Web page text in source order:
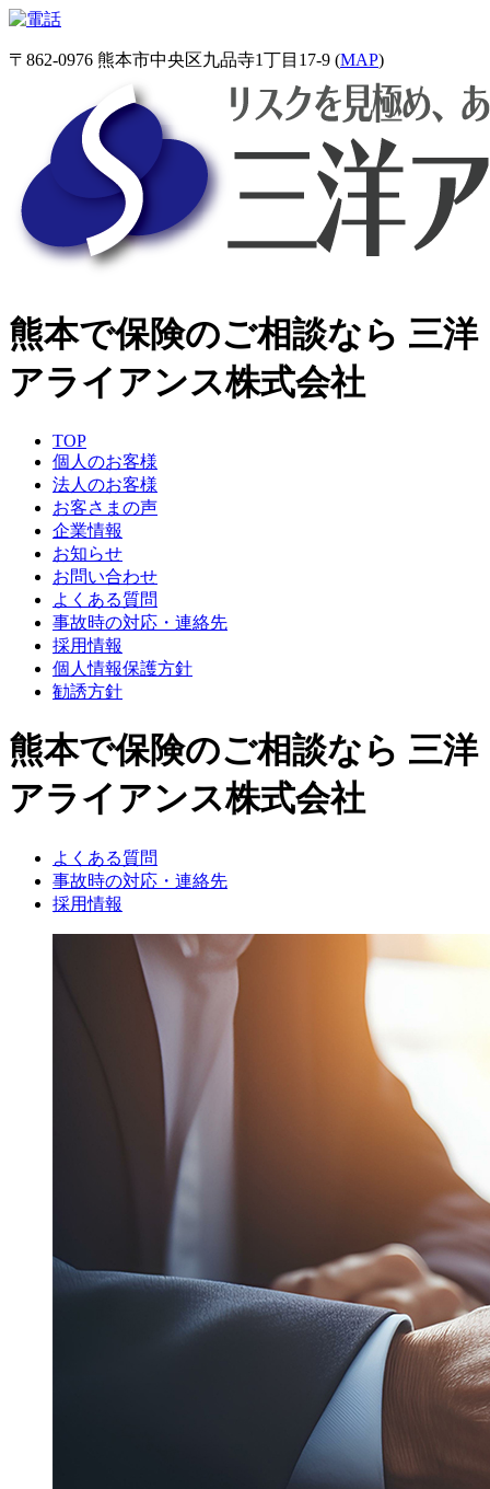
〒862-0976 熊本市中央区九品寺1丁目17-9 (MAP)
熊本で保険のご相談なら 三洋
アライアンス株式会社
TOP
個人のお客様
法人のお客様
お客さまの声
企業情報
お知らせ
お問い合わせ
よくある質問
事故時の対応・連絡先
採用情報
個人情報保護方針
勧誘方針
熊本で保険のご相談なら 三洋
アライアンス株式会社
よくある質問
事故時の対応・連絡先
採用情報